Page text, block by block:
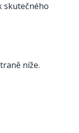
skutečného
níže.